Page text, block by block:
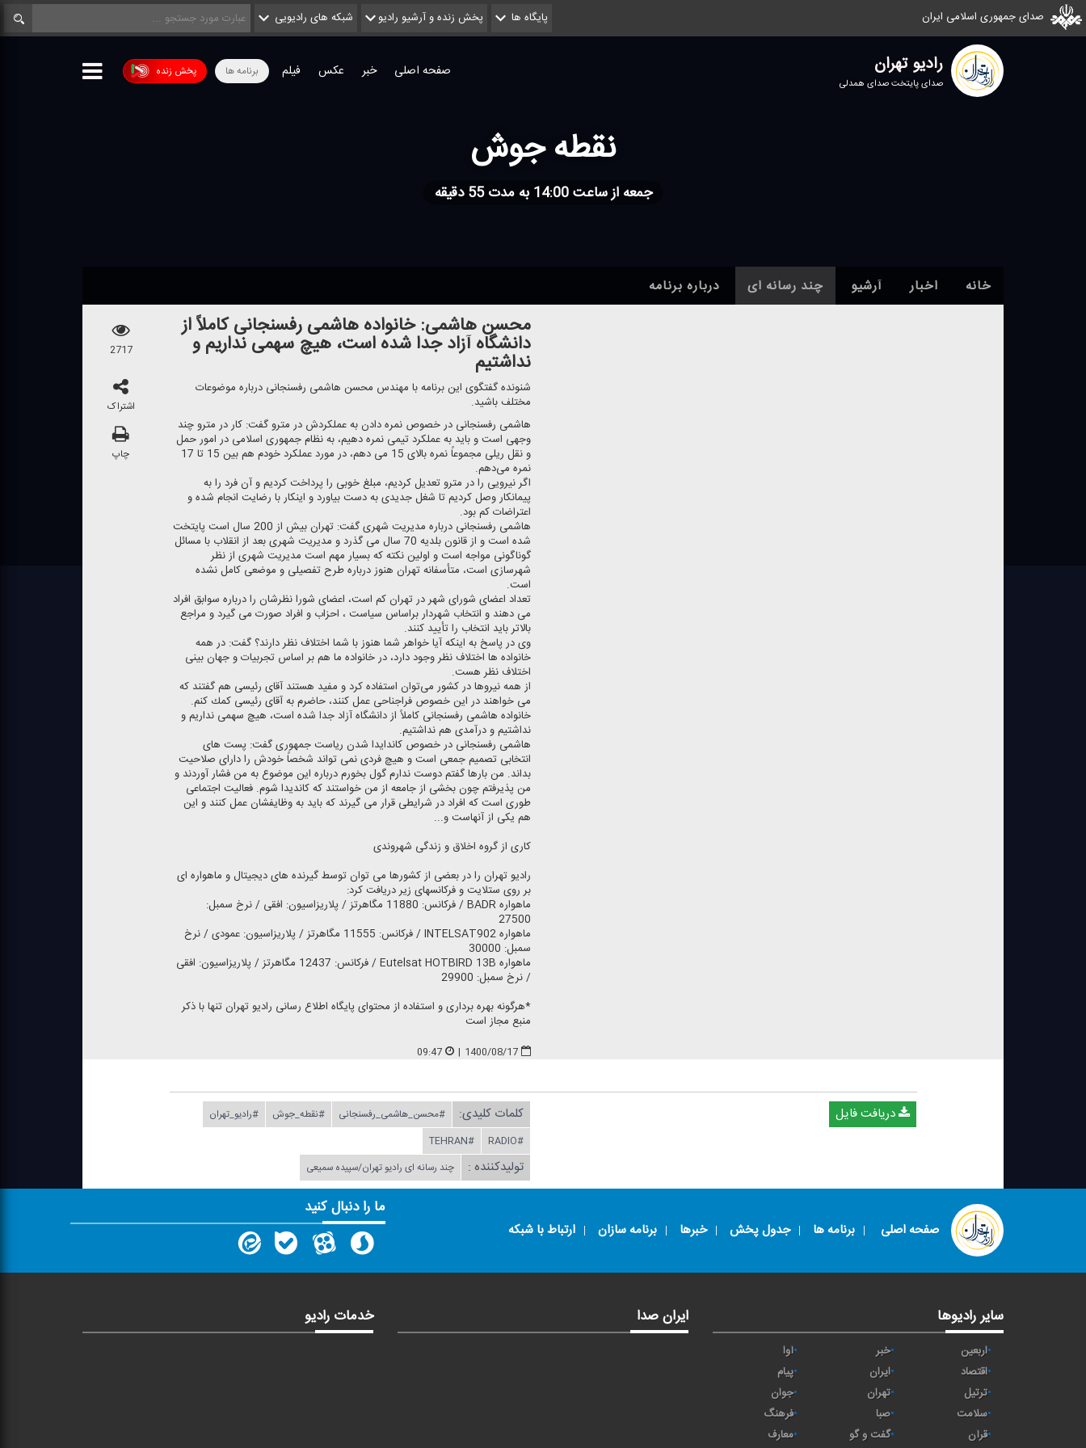
صدای جمهوری اسلامی ایران پایگاه ها پخش زنده و آرشیو رادیو شبکه های رادیویی
رادیو تهران
صدای پایتخت صدای همدلی
پخش زنده برنامه ها صفحه اصلی خبر عکس فیلم
نقطه جوش
جمعه از ساعت 14:00 به مدت 55 دقیقه
خانه اخبار آرشیو چند رسانه ای درباره برنامه
محسن هاشمی: خانواده هاشمی رفسنجانی كاملاً از
دانشگاه آزاد جدا شده است، هیچ سهمی نداریم و
نداشتیم
شنونده گفتگوی این برنامه با مهندس محسن هاشمی رفسنجانی درباره موضوعات
مختلف باشید.
هاشمی رفسنجانی در خصوص نمره دادن به عملكردش در مترو گفت: كار در مترو چند
وجهی است و باید به عملكرد تیمی نمره دهیم، به نظام جمهوری اسلامی در امور حمل
و نقل ریلی مجموعاً نمره بالای 15 می دهم، در مورد عملكرد خودم هم بین 15 تا 17
نمره می‌دهم.
اگر نیرویی را در مترو تعدیل كردیم، مبلغ خوبی را پرداخت كردیم و آن فرد را به
پیمانكار وصل كردیم تا شغل جدیدی به دست بیاورد و اینكار با رضایت انجام شده و
اعتراضات كم بود.
هاشمی رفسنجانی درباره مدیریت شهری گفت: تهران بیش از 200 سال است پایتخت
شده است و از قانون بلدیه 70 سال می گذرد و مدیریت شهری بعد از انقلاب با مسائل
گوناگونی مواجه است و اولین نكته كه بسیار مهم است مدیریت شهری از نظر
شهرسازی است، متأسفانه تهران هنوز درباره طرح تفصیلی و موضعی كامل نشده
است.
تعداد اعضای شورای شهر در تهران كم است، اعضای شورا نظرشان را درباره سوابق افراد
می دهند و انتخاب شهردار براساس سیاست ، احزاب و افراد صورت می گیرد و مراجع
بالاتر باید انتخاب را تأیید كنند.
وی در پاسخ به اینكه آیا خواهر شما هنوز با شما اختلاف نظر دارند؟ گفت: در همه
خانواده ها اختلاف نظر وجود دارد، در خانواده ما هم بر اساس تجربیات و جهان بینی
اختلاف نظر هست.
از همه نیروها در كشور می‌توان استفاده كرد و مفید هستند آقای رئیسی هم گفتند كه
می خواهند در این خصوص فراجناحی عمل كنند، حاضرم به آقای رئیسی كمك كنم.
خانواده هاشمی رفسنجانی كاملاً از دانشگاه آزاد جدا شده است، هیچ سهمی نداریم و
نداشتیم و درآمدی هم نداشتیم.
هاشمی رفسنجانی در خصوص كاندایدا شدن ریاست جمهوری گفت: پست های
انتخابی تصمیم جمعی است و هیچ فردی نمی تواند شخصاً خودش را دارای صلاحیت
بداند. من بارها گفتم دوست ندارم گول بخورم درباره این موضوع به من فشار آوردند و
من پذیرفتم چون بخشی از جامعه از من خواستند كه كاندیدا شوم. فعالیت اجتماعی
طوری است كه افراد در شرایطی قرار می گیرند كه باید به وظایفشان عمل كنند و این
هم یكی از آنهاست و...
كاری از گروه اخلاق و زندگی شهروندی
رادیو تهران را در بعضی از كشورها می توان توسط گیرنده های دیجیتال و ماهواره ای
بر روی ستلایت و فركانسهای زیر دریافت كرد:
ماهواره BADR / فركانس: 11880 مگاهرتز / پلاریزاسیون: افقی / نرخ سمبل:
27500
ماهواره INTELSAT902 / فركانس: 11555 مگاهرتز / پلاریزاسیون: عمودی / نرخ
سمبل: 30000
ماهواره Eutelsat HOTBIRD 13B / فركانس: 12437 مگاهرتز / پلاریزاسیون: افقی
/ نرخ سمبل: 29900
*هرگونه بهره برداری و استفاده از محتوای پایگاه اطلاع رسانی رادیو تهران تنها با ذكر
منبع مجاز است
1400/08/17
|
09:47
2717
اشتراک
چاپ
دریافت فایل کلمات کلیدی: #محسن_هاشمی_رفسنجانی #نقطه_جوش
#رادیو_تهران
#RADIO
#TEHRAN
تولیدکننده : چند رسانه ای رادیو تهران/سپیده سمیعی
صفحه اصلی برنامه ها جدول پخش خبرها برنامه سازان ارتباط با شبکه
ما را دنبال کنید
سایر رادیوها
اربعین خبر
آوا
اقتصاد
ايران
پیام
ترتیل
تهران
جوان
سلامت
صبا
فرهنگ
قرآن
گفت و گو
معارف
ایران صدا خدمات رادیو